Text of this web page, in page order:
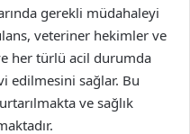
gerekli müdahaleyi
veteriner hekimler ve
her türlü acil durumda
edilmesini sağlar. Bu
ve sağlık